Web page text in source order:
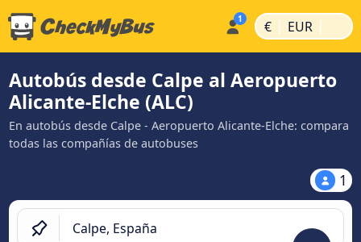
€ | EUR |
Autobús desde Calpe al Aeropuerto
Alicante-Elche (ALC)
En autobús desde Calpe - Aeropuerto Alicante-Elche: compara
todas las compañías de autobuses
1